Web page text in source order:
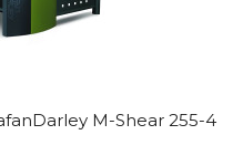
M-Shear 255-4